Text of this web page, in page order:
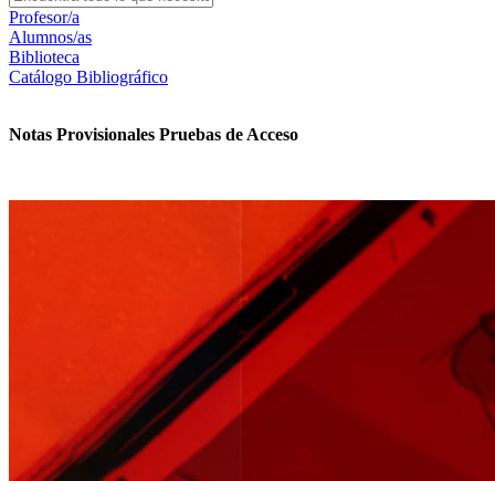
Profesor/a
Alumnos/as
Biblioteca
Catálogo Bibliográfico
Notas Provisionales Pruebas de Acceso